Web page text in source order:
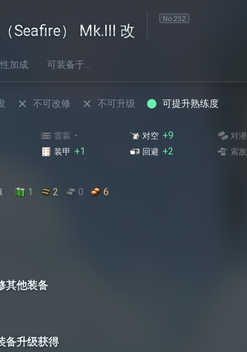
Seafire） Mk.III 改
No.252
加成 可装备于...
不可改修 不可升级 可提升熟练度
雷装 - 对空 +9 对潜
装甲 +1 回避 +2 索敌
1 2 0 6
其他装备
备升级获得